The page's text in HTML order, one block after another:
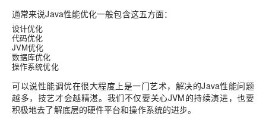
通常来说Java性能优化一般包含这五方面：
设计优化
代码优化
JVM优化
数据库优化
操作系统优化
可以说性能调优在很大程度上是一门艺术，解决的Java性能问题
越多，技艺才会越精湛。我们不仅要关心JVM的持续演进，也要
积极地去了解底层的硬件平台和操作系统的进步。